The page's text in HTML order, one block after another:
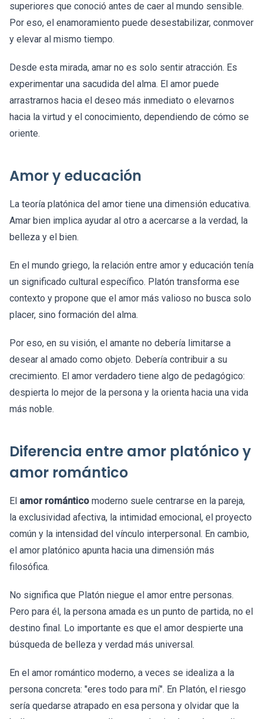
superiores que conoció antes de caer al mundo sensible.
Por eso, el enamoramiento puede desestabilizar, conmover
y elevar al mismo tiempo.
Desde esta mirada, amar no es solo sentir atracción. Es
experimentar una sacudida del alma. El amor puede
arrastrarnos hacia el deseo más inmediato o elevarnos
hacia la virtud y el conocimiento, dependiendo de cómo se
oriente.
Amor y educación
La teoría platónica del amor tiene una dimensión educativa.
Amar bien implica ayudar al otro a acercarse a la verdad, la
belleza y el bien.
En el mundo griego, la relación entre amor y educación tenía
un significado cultural específico. Platón transforma ese
contexto y propone que el amor más valioso no busca solo
placer, sino formación del alma.
Por eso, en su visión, el amante no debería limitarse a
desear al amado como objeto. Debería contribuir a su
crecimiento. El amor verdadero tiene algo de pedagógico:
despierta lo mejor de la persona y la orienta hacia una vida
más noble.
Diferencia entre amor platónico y
amor romántico
El amor romántico moderno suele centrarse en la pareja,
la exclusividad afectiva, la intimidad emocional, el proyecto
común y la intensidad del vínculo interpersonal. En cambio,
el amor platónico apunta hacia una dimensión más
filosófica.
No significa que Platón niegue el amor entre personas.
Pero para él, la persona amada es un punto de partida, no el
destino final. Lo importante es que el amor despierte una
búsqueda de belleza y verdad más universal.
En el amor romántico moderno, a veces se idealiza a la
persona concreta: "eres todo para mí". En Platón, el riesgo
sería quedarse atrapado en esa persona y olvidar que la